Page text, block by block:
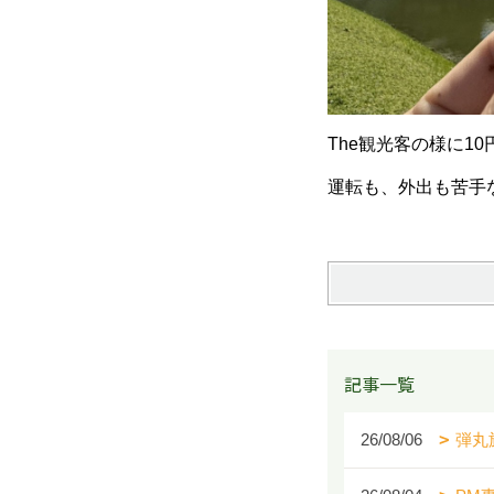
The観光客の様に10
運転も、外出も苦手
記事一覧
26/08/06 弾丸